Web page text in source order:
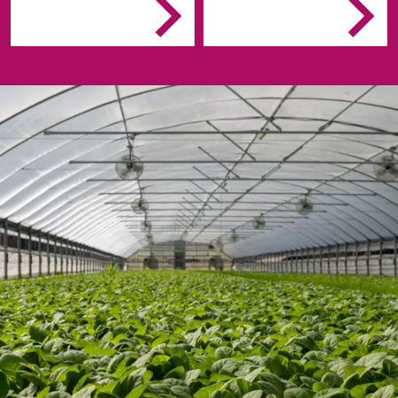
buiten op het veld.
Je verzorgt de teelt op
het land en in kassen
Je oogst op het juiste
machines en
apparatuur.